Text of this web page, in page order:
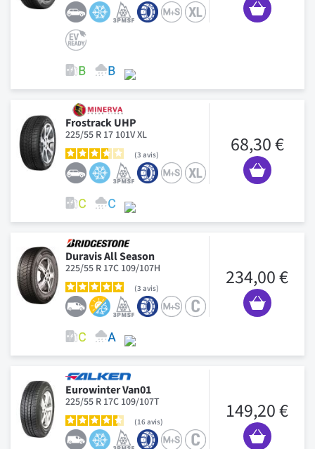
Frostrack UHP
225/55 R 17 101V XL
3 avis 68,30 €
Duravis All Season
225/55 R 17C 109/107H
3 avis 234,00 €
Eurowinter Van01
225/55 R 17C 109/107T
16avis 149,20 €